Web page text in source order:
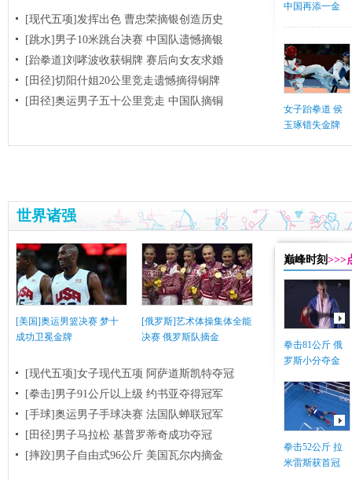
[现代五项]发挥出色 曹忠荣摘银创造历史
[跳水]男子10米跳台决赛 中国队遗憾摘银
[跆拳道]刘哮波收获铜牌 赛后向女友求婚
[田径]切阳什姐20公里竞走遗憾摘得铜牌
[田径]奥运男子五十公里竞走 中国队摘铜
中国再添一金
女子跆拳道 侯
玉琢错失金牌
世界诸强
[美国]奥运男篮决赛 梦十
成功卫冕金牌
[俄罗斯]艺术体操集体全能
决赛 俄罗斯队摘金
[现代五项]女子现代五项 阿萨道斯凯特夺冠
[拳击]男子91公斤以上级 约书亚夺得冠军
[手球]奥运男子手球决赛 法国队蝉联冠军
[田径]男子马拉松 基普罗蒂奇成功夺冠
[摔跤]男子自由式96公斤 美国瓦尔内摘金
巅峰时刻>>>
拳击81公斤 俄
罗斯小分夺金
拳击52公斤 拉
米雷斯获首冠